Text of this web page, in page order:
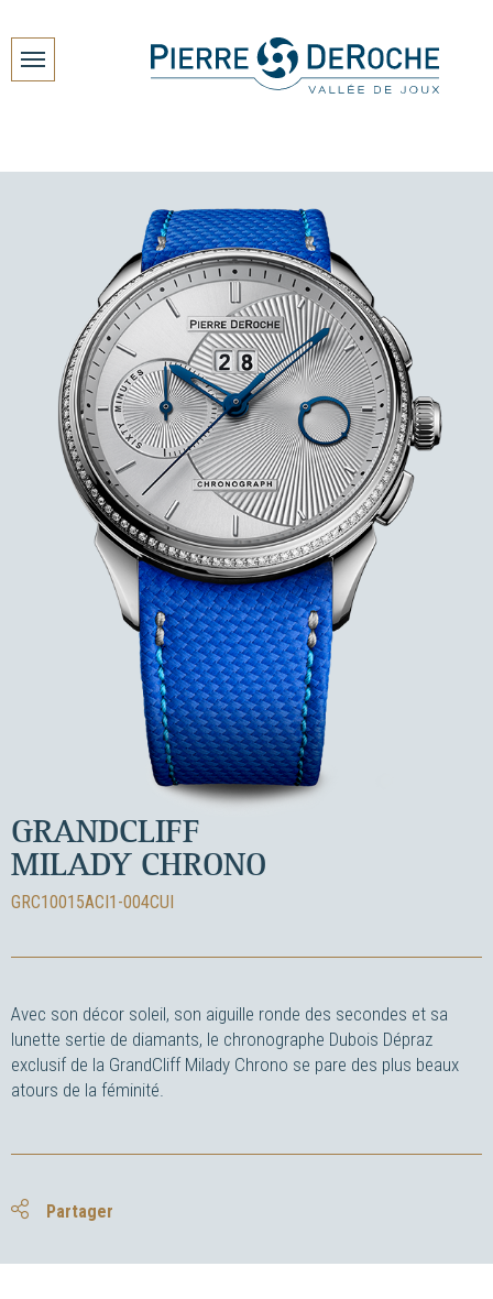
GRANDCLIFF
MILADY CHRONO
GRC10015ACI1-004CUI
Avec son décor soleil, son aiguille ronde des secondes et sa
lunette sertie de diamants, le chronographe Dubois Dépraz
exclusif de la GrandCliff Milady Chrono se pare des plus beaux
atours de la féminité.
Partager